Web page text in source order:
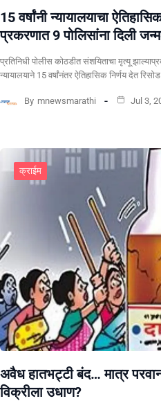
15 वर्षांनी न्यायालयाचा
प्रकरणात 9 पोलिसांना दिली
प्रतिनिधी पोलीस कोठडीत संशयिताचा मृत्यू
न्यायालयाने 15 वर्षांनंतर ऐतिहासिक निर्णय देत
By mnewsmarathi Jul 3,
क्राईम
अवैध हातभट्टी बंद… मात्र
विक्रीला उधाण?